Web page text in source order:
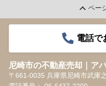
ペー
電話で
尼崎市の不動産売却｜ア
〒661-0035 兵庫県尼崎市武庫